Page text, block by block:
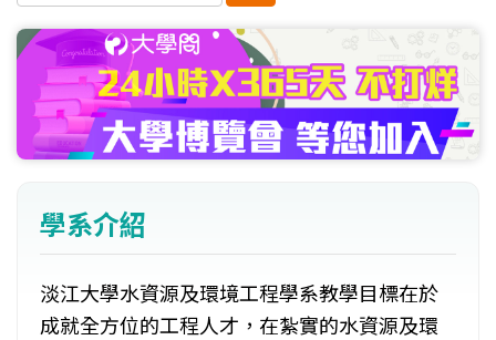
學系介紹
淡江大學水資源及環境工程學系教學目標在於
成就全方位的工程人才，在紮實的水資源及環